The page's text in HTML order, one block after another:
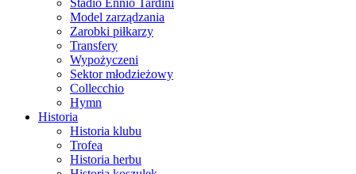
Stadio Ennio Tardini
Model zarządzania
Zarobki piłkarzy
Transfery
Wypożyczeni
Sektor młodzieżowy
Collecchio
Hymn
Historia
Historia klubu
Trofea
Historia herbu